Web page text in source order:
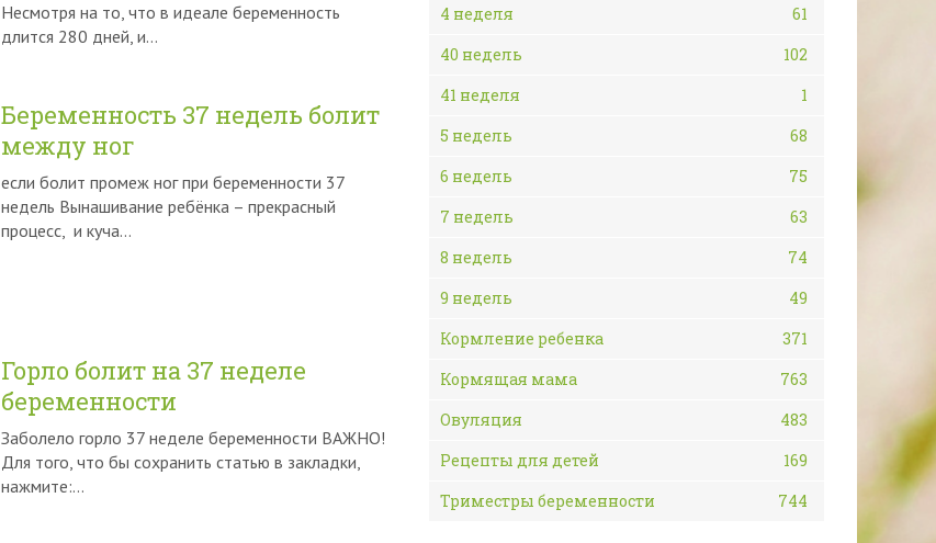
Несмотря на то, что в идеале беременность
длится 280 дней, и…
Беременность 37 недель болит
между ног
если болит промеж ног при беременности 37
недель Вынашивание ребёнка – прекрасный
процесс, и куча…
Горло болит на 37 неделе
беременности
Заболело горло 37 неделе беременности ВАЖНО!
Для того, что бы сохранить статью в закладки,
нажмите:…
4 неделя
61
40 недель
102
41 неделя
1
5 недель
68
6 недель
75
7 недель
63
8 недель
74
9 недель
49
Кормление ребенка
371
Кормящая мама
763
Овуляция
483
Рецепты для детей
169
Триместры беременности
744